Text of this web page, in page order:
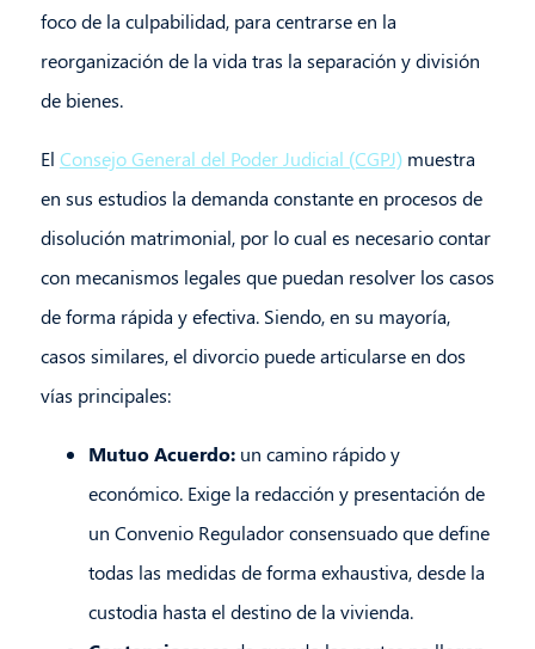
foco de la culpabilidad, para centrarse en la
reorganización de la vida tras la separación y división
de bienes.
El Consejo General del Poder Judicial (CGPJ)muestra
en sus estudios la demanda constante en procesos de
disolución matrimonial, por lo cual es necesario contar
con mecanismos legales que puedan resolver los casos
de forma rápida y efectiva. Siendo, en su mayoría,
casos similares, el divorcio puede articularse en dos
vías principales:
Mutuo Acuerdo:un camino rápido y
económico. Exige la redacción y presentación de
un Convenio Regulador consensuado que define
todas las medidas de forma exhaustiva, desde la
custodia hasta el destino de la vivienda.